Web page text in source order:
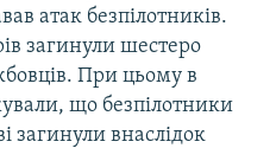
атак безпілотників.
загинули шестеро
При цьому в
що безпілотники
загинули внаслідок